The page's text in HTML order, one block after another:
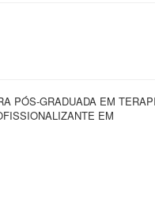
PÓS-GRADUADA EM
EM